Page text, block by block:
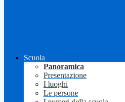
Scuola
Panoramica
Presentazione
I luoghi
Le persone